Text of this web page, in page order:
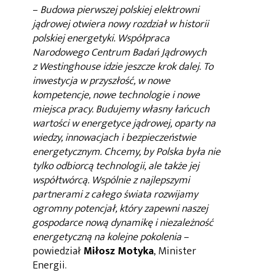
–Budowa pierwszej polskiej elektrowni
jądrowej otwiera nowy rozdział w historii
polskiej energetyki. Współpraca
Narodowego Centrum Badań Jądrowych
z Westinghouse idzie jeszcze krok dalej. To
inwestycja w przyszłość, w nowe
kompetencje, nowe technologie i nowe
miejsca pracy. Budujemy własny łańcuch
wartości w energetyce jądrowej, oparty na
wiedzy, innowacjach i bezpieczeństwie
energetycznym. Chcemy, by Polska była nie
tylko odbiorcą technologii, ale także jej
współtwórcą. Wspólnie z najlepszymi
partnerami z całego świata rozwijamy
ogromny potencjał, który zapewni naszej
gospodarce nową dynamikę i niezależność
energetyczną na kolejne pokolenia–
powiedziałMiłosz Motyka, Minister
Energii.